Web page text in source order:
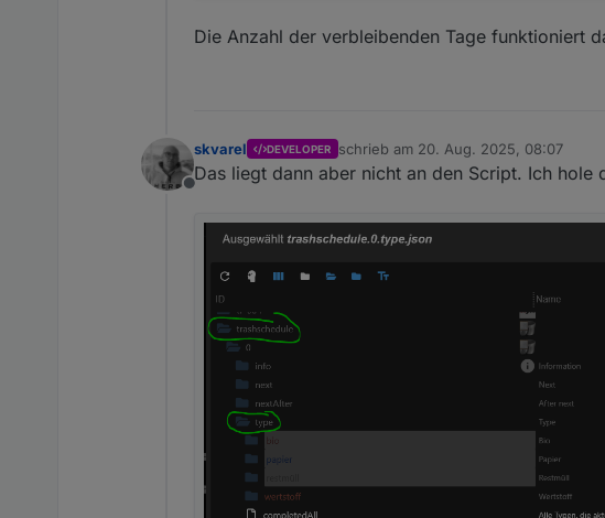
Die Anzahl der verbleibenden Tage funktioniert
Offline
skvarel DEVELOPER schrieb am 20. Aug. 2025, 08:07
zuletzt editiert von
Das liegt dann aber nicht an den Script. Ich